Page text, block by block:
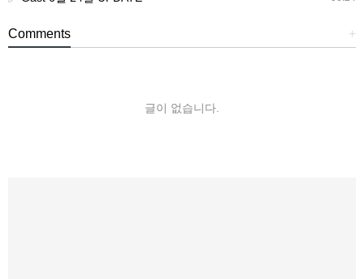
+
Comments
글이 없습니다.